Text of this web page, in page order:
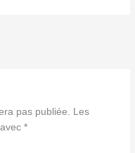
pas publiée. Les
*